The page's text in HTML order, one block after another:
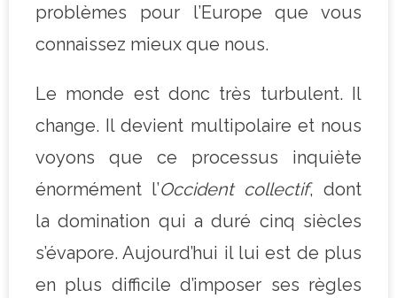
problèmes pour l’Europe que vous
connaissez mieux que nous.
Le monde est donc très turbulent. Il
change. Il devient multipolaire et nous
voyons que ce processus inquiète
énormément l’Occident collectif, dont
la domination qui a duré cinq siècles
s’évapore. Aujourd’hui il lui est de plus
en plus difficile d’imposer ses règles